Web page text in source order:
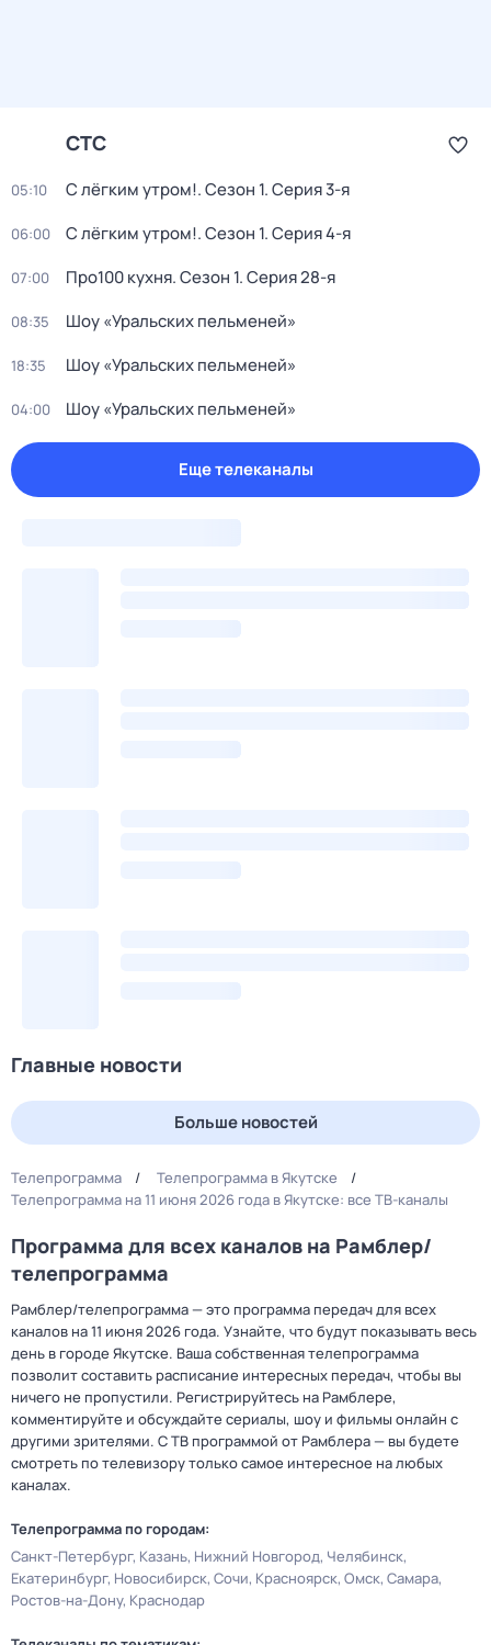
СТС
05:10 С лёгким утром!. Сезон 1. Серия 3-я
06:00 С лёгким утром!. Сезон 1. Серия 4-я
07:00 Про100 кухня. Сезон 1. Серия 28-я
08:35 Шоу «Уральских пельменей»
18:35 Шоу «Уральских пельменей»
04:00 Шоу «Уральских пельменей»
Еще телеканалы
Главные новости
Больше новостей
Телепрограмма
Телепрограмма в Якутске
Телепрограмма на 11 июня 2026 года в Якутске: все ТВ-каналы
Программа для всех каналов на Рамблер/
телепрограмма
Рамблер/телепрограмма — это программа передач для всех
каналов на 11 июня 2026 года. Узнайте, что будут показывать весь
день в городе Якутске. Ваша собственная телепрограмма
позволит составить расписание интересных передач, чтобы вы
ничего не пропустили. Регистрируйтесь на Рамблере,
комментируйте и обсуждайте сериалы, шоу и фильмы онлайн с
другими зрителями. С ТВ программой от Рамблера — вы будете
смотреть по телевизору только самое интересное на любых
каналах.
Телепрограмма по городам:
Санкт-Петербург Казань Нижний Новгород Челябинск
Екатеринбург Новосибирск Сочи Красноярск Омск Самара
Ростов-на-Дону Краснодар